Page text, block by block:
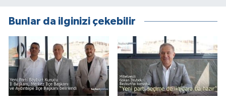
Bunlar da ilginizi çekebilir